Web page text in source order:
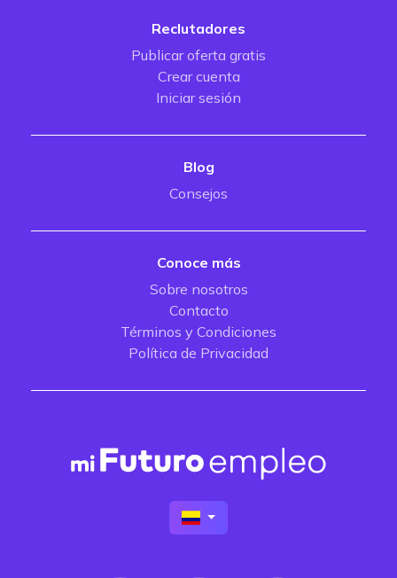
Reclutadores
Publicar oferta gratis
Crear cuenta
Iniciar sesión
Blog
Consejos
Conoce más
Sobre nosotros
Contacto
Términos y Condiciones
Política de Privacidad